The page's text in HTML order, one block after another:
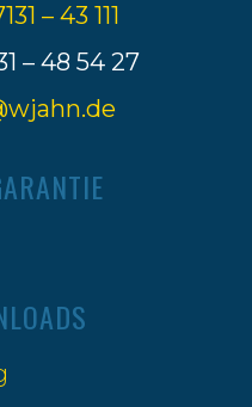
– 43 111
– 48 54 27